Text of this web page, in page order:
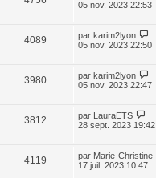
05 nov. 2023 22:53
4089 par karim2lyon
05 nov. 2023 22:50
3980 par karim2lyon
05 nov. 2023 22:47
3812 par LauraETS
28 sept. 2023 19:42
4119 par Marie-Christine
17 juil. 2023 10:47